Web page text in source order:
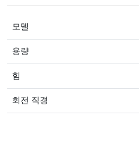
모델
용량
힘
회전 직경